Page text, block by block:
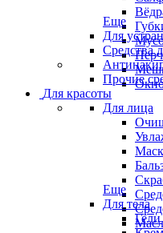
Еще
Для
Средства
Прочие
Для красоты
Для лица
Еще
Для тела